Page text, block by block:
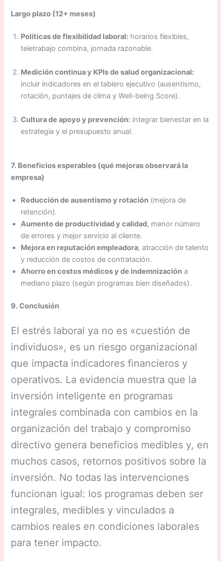
Largo plazo (12+ meses)
Políticas de flexibilidad laboral: horarios flexibles,
teletrabajo combina, jornada razonable.
Medición continua y KPIs de salud organizacional:
incluir indicadores en el tablero ejecutivo (ausentismo,
rotación, puntajes de clima y Well-being Score).
Cultura de apoyo y prevención: integrar bienestar en la
estrategia y el presupuesto anual.
7. Beneficios esperables (qué mejoras observará la
empresa)
Reducción de ausentismo y rotación (mejora de
retención).
Aumento de productividad y calidad, menor número
de errores y mejor servicio al cliente.
Mejora en reputación empleadora, atracción de talento
y reducción de costos de contratación.
Ahorro en costos médicos y de indemnización a
mediano plazo (según programas bien diseñados).
9. Conclusión
El estrés laboral ya no es «cuestión de
individuos», es un riesgo organizacional
que impacta indicadores financieros y
operativos. La evidencia muestra que la
inversión inteligente en programas
integrales combinada con cambios en la
organización del trabajo y compromiso
directivo genera beneficios medibles y, en
muchos casos, retornos positivos sobre la
inversión. No todas las intervenciones
funcionan igual: los programas deben ser
integrales, medibles y vinculados a
cambios reales en condiciones laborales
para tener impacto.